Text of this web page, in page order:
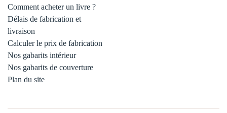
Comment acheter un livre ?
Délais de fabrication et
livraison
Calculer le prix de fabrication
Nos gabarits intérieur
Nos gabarits de couverture
Plan du site